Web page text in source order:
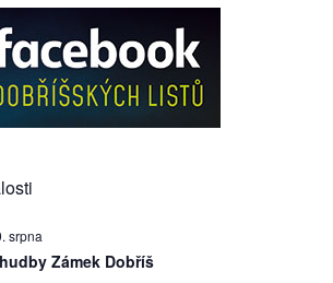
srpna
Zámek Dobříš